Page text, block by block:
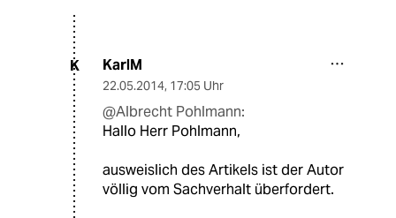
K KarlM
22.05.2014, 17:05 Uhr
@Albrecht Pohlmann:
Hallo Herr Pohlmann,
ausweislich des Artikels ist der Autor
völlig vom Sachverhalt überfordert.